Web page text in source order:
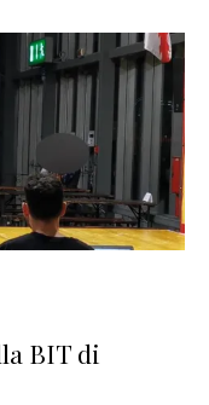
BIT di